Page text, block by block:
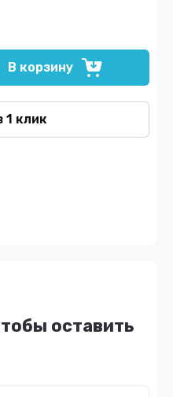
В корзину
1 клик
оставить